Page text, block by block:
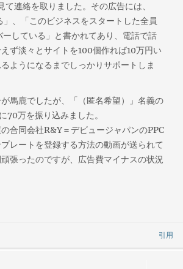
連絡を取りました。その広告には、
」、「このビジネスをスタートした全員
している」と書かれてあり、電話で話
ず淡々とサイトを100個作れば10万円い
ようになるまでしっかりサポートしま
馬鹿でしたが、「（匿名希望）」名義の
70万を振り込みました。
合同会社R&Y＝デビュージャパンのPPC
レートを登録する方法の動画が送られて
張ったのですが、広告費マイナスの状況
引用